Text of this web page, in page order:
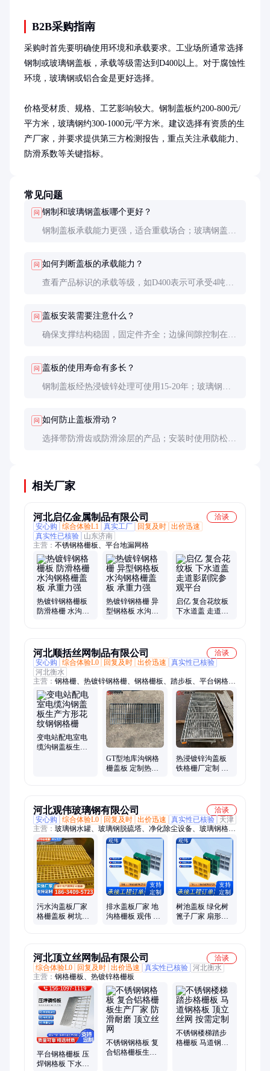
B2B采购指南
采购时首先要明确使用环境和承载要求。工业场所通常选择
钢制或玻璃钢盖板，承载等级需达到D400以上。对于腐蚀性
环境，玻璃钢或铝合金是更好选择。
价格受材质、规格、工艺影响较大。钢制盖板约200-800元/
平方米，玻璃钢约300-1000元/平方米。建议选择有资质的生
产厂家，并要求提供第三方检测报告，重点关注承载能力、
防滑系数等关键指标。
常见问题
问 钢制和玻璃钢盖板哪个更好？
钢制盖板承载能力更强，适合重载场合；玻璃钢盖板
问 如何判断盖板的承载能力？
查看产品标识的承载等级，如D400表示可承受4吨轮
问 盖板安装需要注意什么？
确保支撑结构稳固，固定件齐全；边缘间隙控制在5-
问 盖板的使用寿命有多长？
钢制盖板经热浸镀锌处理可使用15-20年；玻璃钢盖
问 如何防止盖板滑动？
选择带防滑齿或防滑涂层的产品；安装时使用防松螺
相关厂家
河北启亿金属制品有限公司
洽谈
安心购
综合体验L1 真实工厂 回复及时 出价迅速
真实性已核验
山东济南
主营： 不锈钢格栅板、平台地漏网格
热镀锌钢格栅板
防滑格栅 水沟钢
热镀锌钢格栅 异
型钢格板 水沟钢
启亿 复合花纹板
下水道盖 走道影
河北顺括丝网制品有限公司
洽谈
安心购
综合体验L0 回复及时 出价迅速
真实性已核验
河北衡水
主营： 钢格栅、热镀锌钢格栅、钢格栅板、踏步板、平台钢格
板、走廊脚踏板
变电站配电室电
缆沟钢盖板生产
GT型地库沟钢格
栅盖板 定制热镀
热浸镀锌沟盖板
铁格栅厂定制 污
河北观伟玻璃钢有限公司
洽谈
安心购
综合体验L0 回复及时 出价迅速 真实性已核验
天津
主营： 玻璃钢水罐、玻璃钢脱硫塔、净化除尘设备、玻璃钢格
栅、玻璃钢化粪池
污水沟盖板厂家
格栅盖板 树坑网
排水盖板厂家 地
沟格栅板 观伟 防
树池盖板 绿化树
篦子厂家 扇形玻
河北顶立丝网制品有限公司
洽谈
综合体验L0
回复及时 出价迅速 真实性已核验 河北衡水
主营： 钢格栅板、热镀锌格栅板
平台钢格栅板 压
焊钢格板 下水道
不锈钢钢格板 复
合铝格栅板生产
不锈钢楼梯踏步
格栅板 马道钢格